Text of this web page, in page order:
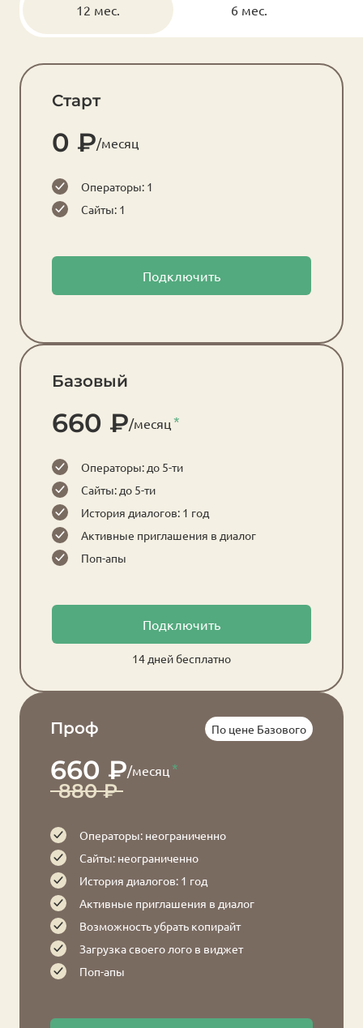
12 мес. 6 мес.
Старт
0 ₽/месяц
Операторы: 1
Сайты: 1
Подключить
Базовый
660 ₽/месяц
Операторы: до 5-ти
Сайты: до 5-ти
История диалогов: 1 год
Активные приглашения в диалог
Поп-апы
Подключить
14 дней бесплатно
По цене Базового
Проф
660 ₽/месяц
880 ₽
Операторы: неограниченно
Сайты: неограниченно
История диалогов: 1 год
Активные приглашения в диалог
Возможность убрать копирайт
Загрузка своего лого в виджет
Поп-апы